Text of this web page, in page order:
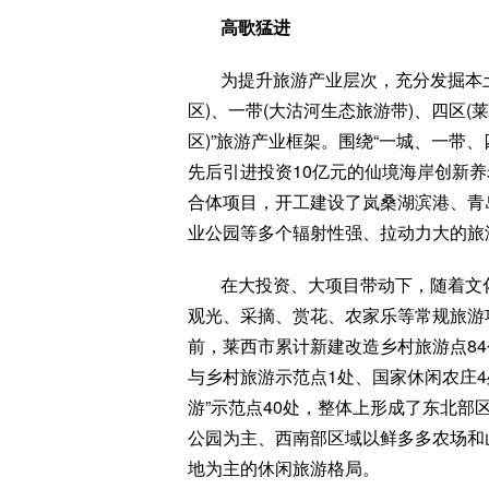
高歌猛进
为提升旅游产业层次，充分发掘
区)、一带(大沽河生态旅游带)、四区(
区)”旅游产业框架。围绕“一城、一带
先后引进投资10亿元的仙境海岸创新
合体项目，开工建设了岚桑湖滨港、
业公园等多个辐射性强、拉动力大的
在大投资、大项目带动下，随着
观光、采摘、赏花、农家乐等常规旅
前，莱西市累计新建改造乡村旅游点
与乡村旅游示范点1处、国家休闲农庄
游”示范点40处，整体上形成了东北部
公园为主、西南部区域以鲜多多农场
地为主的休闲旅游格局。